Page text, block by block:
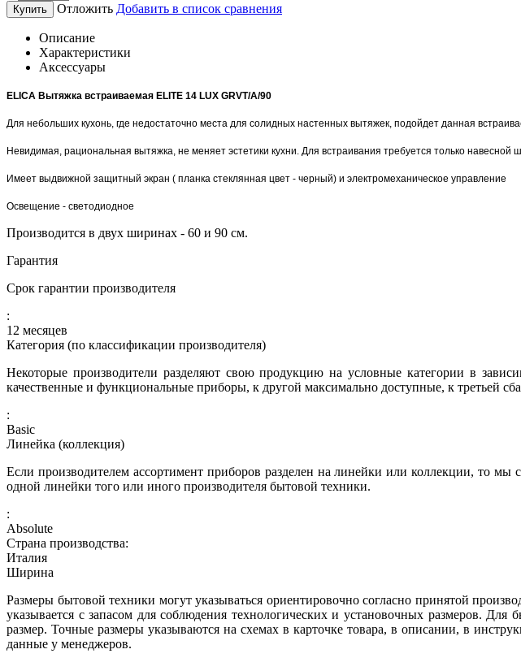
Купить Отложить Добавить в список сравнения
Описание
Характеристики
Аксессуары
ELICA Вытяжка встраиваемая ELITE 14 LUX GRVT/A/90
Для небольших кухoнь, где недостаточно места для солидных настенных вытяжек, подойдет данная
Невидимая, рациональная вытяжка, не меняет эстетики кухни. Для встраивания требуется только
Имеет выдвижной защитный экран ( планка стеклянная цвет - черный) и электромеханическое управление
Освещение - светодиодное
Производится в двух ширинах - 60 и 90 см.
Гарантия
Срок гарантии производителя
:
12 месяцев
Категория (по классификации производителя)
Некоторые производители разделяют свою продукцию на условные категории в
качественные и функциональные приборы, к другой максимально доступные, к третьей
:
Basic
Линейка (коллекция)
Если производителем ассортимент приборов разделен на линейки или коллекции, то мы
одной линейки того или иного производителя бытовой техники.
:
Absolute
Страна производства:
Италия
Ширина
Размеры бытовой техники могут указываться ориентировочно согласно принятой
указывается с запасом для соблюдения технологических и установочных размеров.
размер. Точные размеры указываются на схемах в карточке товара, в описании, в
данные у менеджеров.